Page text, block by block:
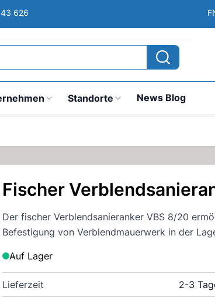
626
Standorte News Blog
Fischer
Der fischer Verblendsanieranker VBS 8/20
Befestigung von Verblendmauerwerk in der
Auf Lager
Lieferzeit 2-3